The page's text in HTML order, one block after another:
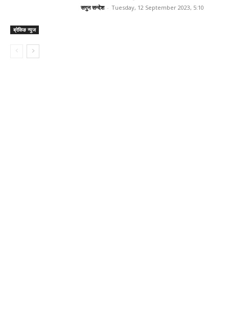
ब्रेकिङ न्युज
सगुन सन्देश - Tuesday, 12 September 2023, 5:10